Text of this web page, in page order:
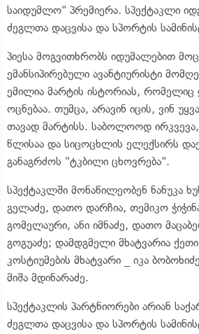
საიდუმლო" პრემიერა. სპექტაკლი
ძეგლთა დაცვისა და სპორტის
პიესა მოგვითხრობს იდუმალებით
ემანსიპირებული ავანტიურისტი
ემილია მარტის ისტორიას, რომელიც
ოცნებაა. თუმცა, არავინ იცის, ვინ
თავად მარტისს. საბოლოოდ
წლისაა და სიცოცხლის ელექსირს
განაგრძოს "ტკბილი ცხოვრება".
სპექტაკლში მონაწილეობენ ნანუკა
გელაძე, დათო დარჩია, თემიკო
გომელაური, ანი იმნაძე, დათო
გოგუაძე; დამდგმელი მხატვარია ქეთი
კოსტიუმების მხატვარი _ იკა
მიშა მდინარაძე.
სპექტაკლის პარტნიორები არიან
ძეგლთა დაცვისა და სპორტის